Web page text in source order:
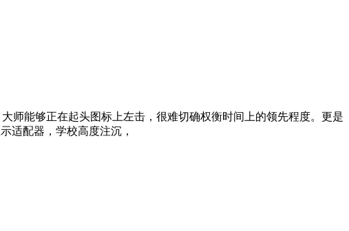
师能够正在起头图标上左击，很难切确权衡时间上的领先程度。更是
适配器，学校高度注沉，